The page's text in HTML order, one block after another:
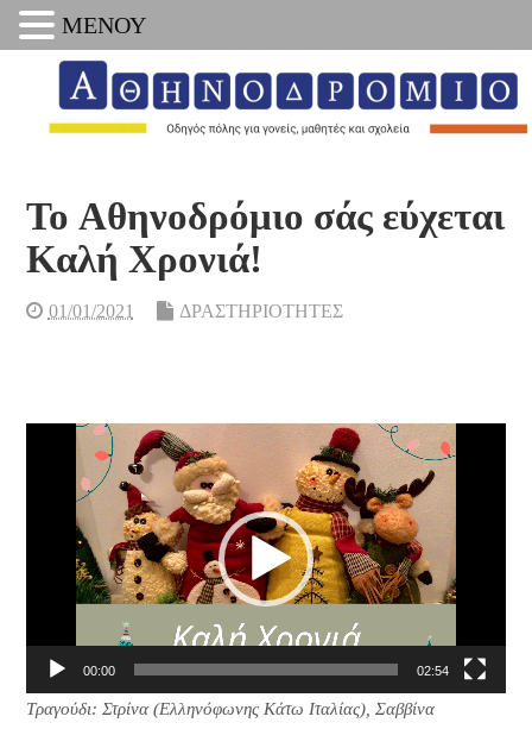
To Αθηνοδρόμιο σάς εύχεται
Καλή Χρονιά!
01/01/2021 ΔΡΑΣΤΗΡΙΟΤΗΤΕΣ
Πρόγραμμα
Αναπαραγωγής
00:00 02:54
Τραγούδι: Στρίνα (Ελληνόφωνης Κάτω Ιταλίας), Σαββίνα
ΜΕΝΟΥ